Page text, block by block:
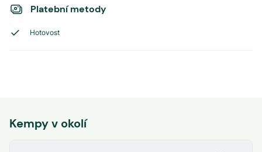
Platební metody
Hotovost
Kempy v okolí